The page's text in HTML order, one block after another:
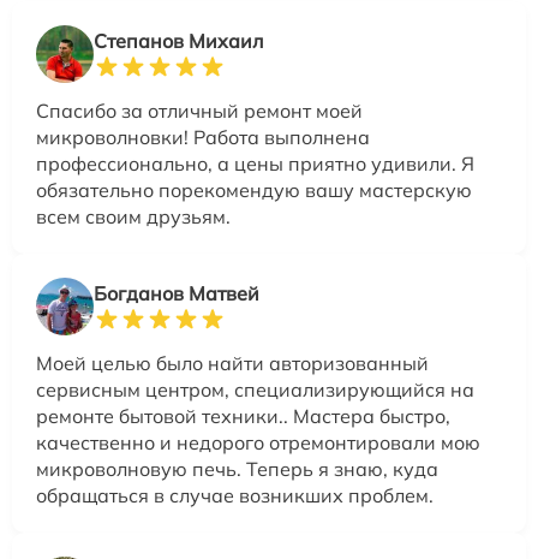
Степанов Михаил
Спасибо за отличный ремонт моей
микроволновки! Работа выполнена
профессионально, а цены приятно удивили. Я
обязательно порекомендую вашу мастерскую
всем своим друзьям.
Богданов Матвей
Моей целью было найти авторизованный
сервисным центром, специализирующийся на
ремонте бытовой техники.. Мастера быстро,
качественно и недорого отремонтировали мою
микроволновую печь. Теперь я знаю, куда
обращаться в случае возникших проблем.